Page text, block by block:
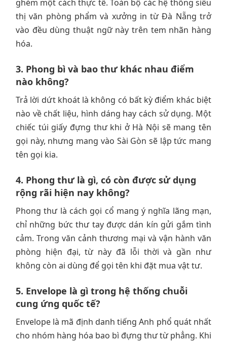
ghém một cách thực tế. Toàn bộ các hệ thống siêu
thị văn phòng phẩm và xưởng in từ Đà Nẵng trở
vào đều dùng thuật ngữ này trên tem nhãn hàng
hóa.
3. Phong bì và bao thư khác nhau điểm
nào không?
Trả lời dứt khoát là không có bất kỳ điểm khác biệt
nào về chất liệu, hình dáng hay cách sử dụng. Một
chiếc túi giấy đựng thư khi ở Hà Nội sẽ mang tên
gọi này, nhưng mang vào Sài Gòn sẽ lập tức mang
tên gọi kia.
4. Phong thư là gì, có còn được sử dụng
rộng rãi hiện nay không?
Phong thư là cách gọi cổ mang ý nghĩa lãng mạn,
chỉ những bức thư tay được dán kín gửi gắm tình
cảm. Trong văn cảnh thương mại và vận hành văn
phòng hiện đại, từ này đã lỗi thời và gần như
không còn ai dùng để gọi tên khi đặt mua vật tư.
5. Envelope là gì trong hệ thống chuỗi
cung ứng quốc tế?
Envelope là mã định danh tiếng Anh phổ quát nhất
cho nhóm hàng hóa bao bì đựng thư từ phẳng. Khi